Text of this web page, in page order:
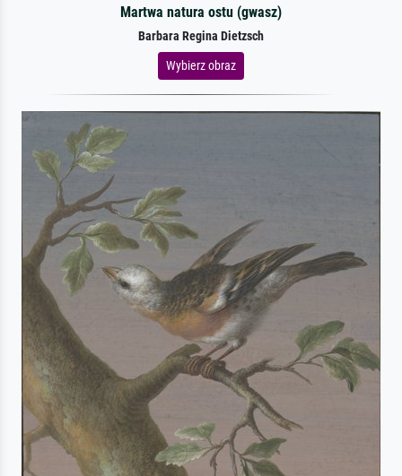
Martwa natura ostu (gwasz)
Barbara Regina Dietzsch
Wybierz obraz